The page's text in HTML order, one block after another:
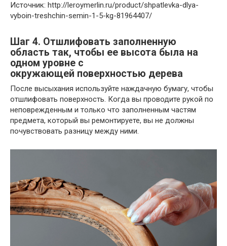
Источник: http://leroymerlin.ru/product/shpatlevka-dlya-
vyboin-treshchin-semin-1-5-kg-81964407/
Шаг 4. Отшлифовать заполненную
область так, чтобы ее высота была на
одном уровне с
окружающей поверхностью дерева
После высыхания используйте наждачную бумагу, чтобы
отшлифовать поверхность. Когда вы проводите рукой по
неповрежденным и только что заполненным частям
предмета, который вы ремонтируете, вы не должны
почувствовать разницу между ними.